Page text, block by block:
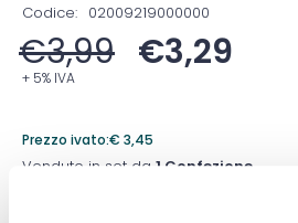
Codice: 02009219000000
€3,99 €3,29
+ 5% IVA
Prezzo ivato:€ 3,45
Venduto in set da 1 Confezione